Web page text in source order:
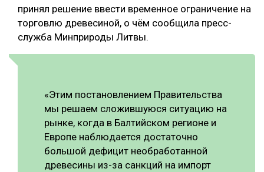
ЦБП
КОМПЛЕКСНАЯ ПЕРЕРАБОТКА
ДЕРЕВЯННОЕ ДОМОСТРОЕНИЕ
БЕЗОПАСНОЕ ПРОИЗВОДСТВО
СОРТИРОВКА ДРЕВЕСИНЫ
СУШКА ДРЕВЕСИНЫ
принял решение ввести временное ограничение на
торговлю древесиной, о чём сообщила пресс-
служба Минприроды Литвы.
«Этим постановлением Правительства
мы решаем сложившуюся ситуацию на
рынке, когда в Балтийском регионе и
Европе наблюдается достаточно
большой дефицит необработанной
древесины из-за санкций на импорт